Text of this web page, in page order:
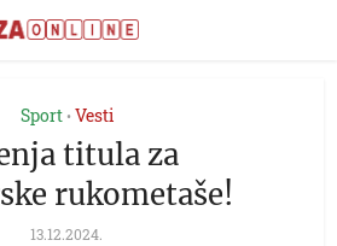
Sport • Vesti
titula za
rukometaše!
13.12.2024.